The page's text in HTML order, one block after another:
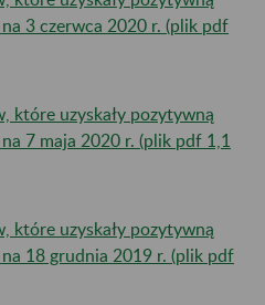
3 czerwca 2020 r. (plik pdf
które uzyskały pozytywną
7 maja 2020 r. (plik pdf 1,1
które uzyskały pozytywną
18 grudnia 2019 r. (plik pdf